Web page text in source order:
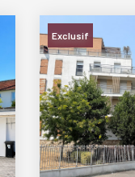
Exclusif